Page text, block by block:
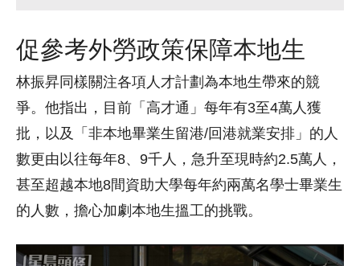
促參考外勞政策保障本地生
林振昇同樣關注各項人才計劃為本地生帶來的競
爭。他指出，目前「高才通」每年有3至4萬人獲
批，以及「非本地畢業生留港/回港就業安排」的人
數更由以往每年8、9千人，急升至現時約2.5萬人，
甚至超越本地8間資助大學每年約兩萬名學士畢業生
的人數，擔心加劇本地生搵工的挑戰。